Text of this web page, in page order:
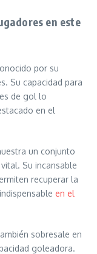
en este
por su
Su capacidad para
de gol lo
en el
un conjunto
Su incansable
recuperar la
en el
sobresale en
goleadora.